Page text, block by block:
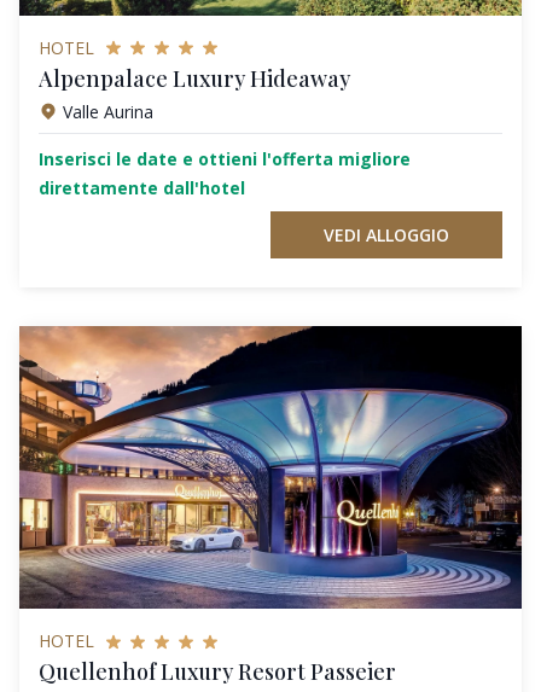
HOTEL
Alpenpalace Luxury Hideaway
Valle Aurina
Inserisci le date e ottieni l'offerta migliore
direttamente dall'hotel
VEDI ALLOGGIO
HOTEL
Quellenhof Luxury Resort Passeier